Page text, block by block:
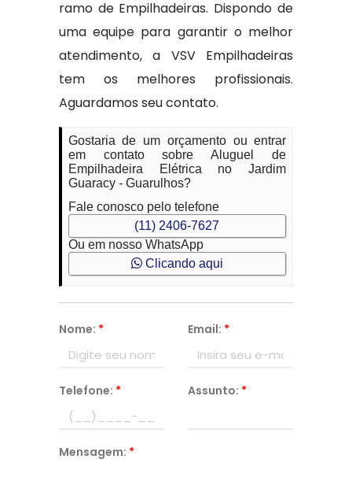
ramo de Empilhadeiras. Dispondo de
uma equipe para garantir o melhor
atendimento, a VSV Empilhadeiras
tem os melhores profissionais.
Aguardamos seu contato.
Gostaria de um orçamento ou entrar
em contato sobre Aluguel de
Empilhadeira Elétrica no Jardim
Guaracy - Guarulhos?
Fale conosco pelo telefone
(11) 2406-7627
Ou em nosso WhatsApp
Clicando aqui
Nome: * Email: *
Telefone: * Assunto: *
Mensagem: *